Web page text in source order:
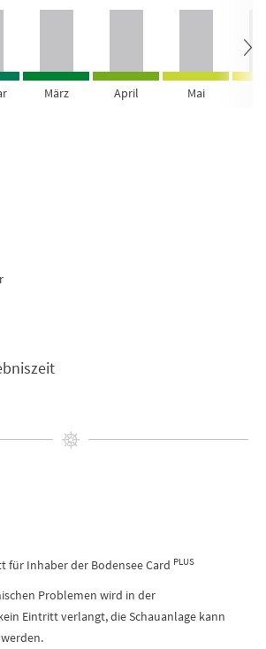
März April Mai
für Inhaber der Bodensee Card PLUS
Problemen wird in der
Eintritt verlangt, die Schauanlage kann